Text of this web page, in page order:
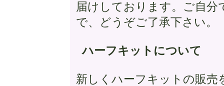
届けしております。ご自
で、どうぞご了承下さい。
ハーフキットについて
新しくハーフキットの販売